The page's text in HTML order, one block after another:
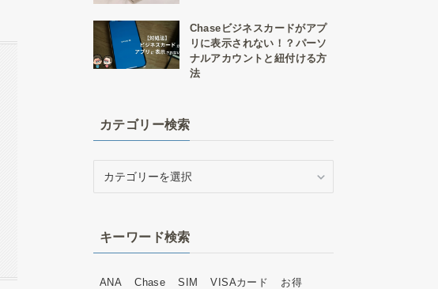
Chaseビジネスカードがアプ
リに表示されない！？パーソ
ナルアカウントと紐付ける方
法
カテゴリー検索
ー
検
キーワード検索
ANA Chase SIM VISAカード
お得